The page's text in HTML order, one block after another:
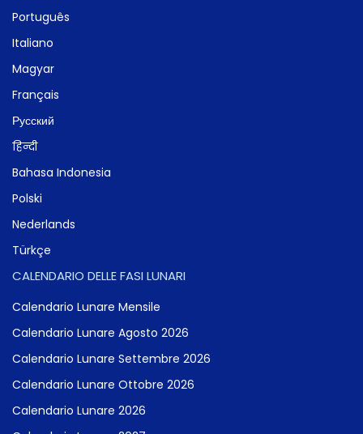
Português
Italiano
Magyar
Français
Русский
हिन्दी
Bahasa Indonesia
Polski
Nederlands
Türkçe
CALENDARIO DELLE FASI LUNARI
Calendario Lunare Mensile
Calendario Lunare Agosto 2026
Calendario Lunare Settembre 2026
Calendario Lunare Ottobre 2026
Calendario Lunare 2026